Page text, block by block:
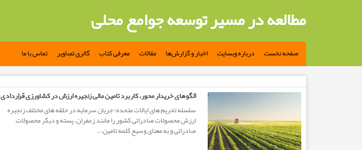
مطالعه در مسیر توسعه جوامع محلی
صفحه نخست درباره وبسایت اخبار و گزارش‌ها مقالات معرفی کتاب گالری تصاویر تماس با ما
الگوهای خریدار محور، کاربرد تامین مالی زنجیره ارزش در کشاورزی قراردادی
سلسله تحریم های ایالات متحده؛ جریان سرمایه در حلقه های مختلف زنجیره
ارزش محصولات صادراتی کشور را مانند زعفران، پسته و دیگر محصولات
صادراتی و به معنای وسیع کلمه تامین...